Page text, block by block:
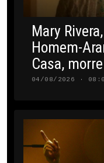
Mary
Homem-
Casa,
04/08/2026 ·